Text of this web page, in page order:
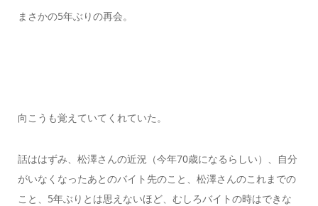
まさかの5年ぶりの再会。
向こうも覚えていてくれていた。
話ははずみ、松澤さんの近況（今年70歳になるらしい）、自分
がいなくなったあとのバイト先のこと、松澤さんのこれまでの
こと、5年ぶりとは思えないほど、むしろバイトの時はできな